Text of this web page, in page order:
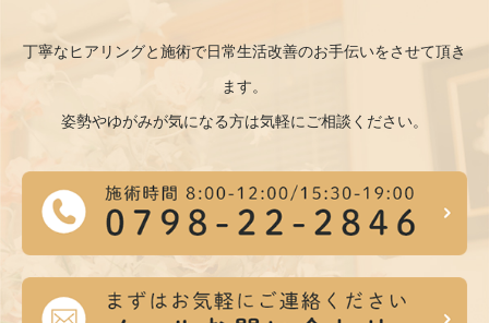
丁寧なヒアリングと施術で日常生活改善のお手伝いをさせて頂き
ます。
姿勢やゆがみが気になる方は気軽にご相談ください。